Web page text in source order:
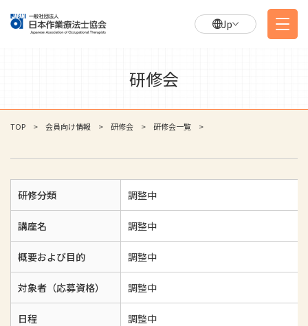
Jp
研修会
TOP 会員向け情報 研修会 研修会一覧
研修分類 調整中
講座名 調整中
概要および目的 調整中
対象者（応募資格） 調整中
日程 調整中